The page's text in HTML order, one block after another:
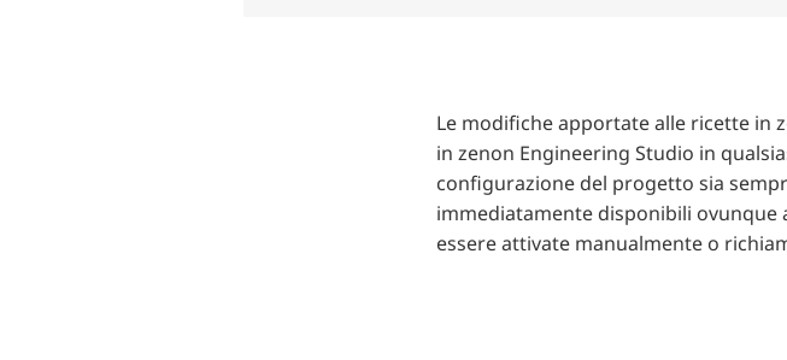
Le modifiche apportate alle ricette in
in zenon Engineering Studio in
configurazione del progetto sia
immediatamente disponibili
essere attivate manualmente o